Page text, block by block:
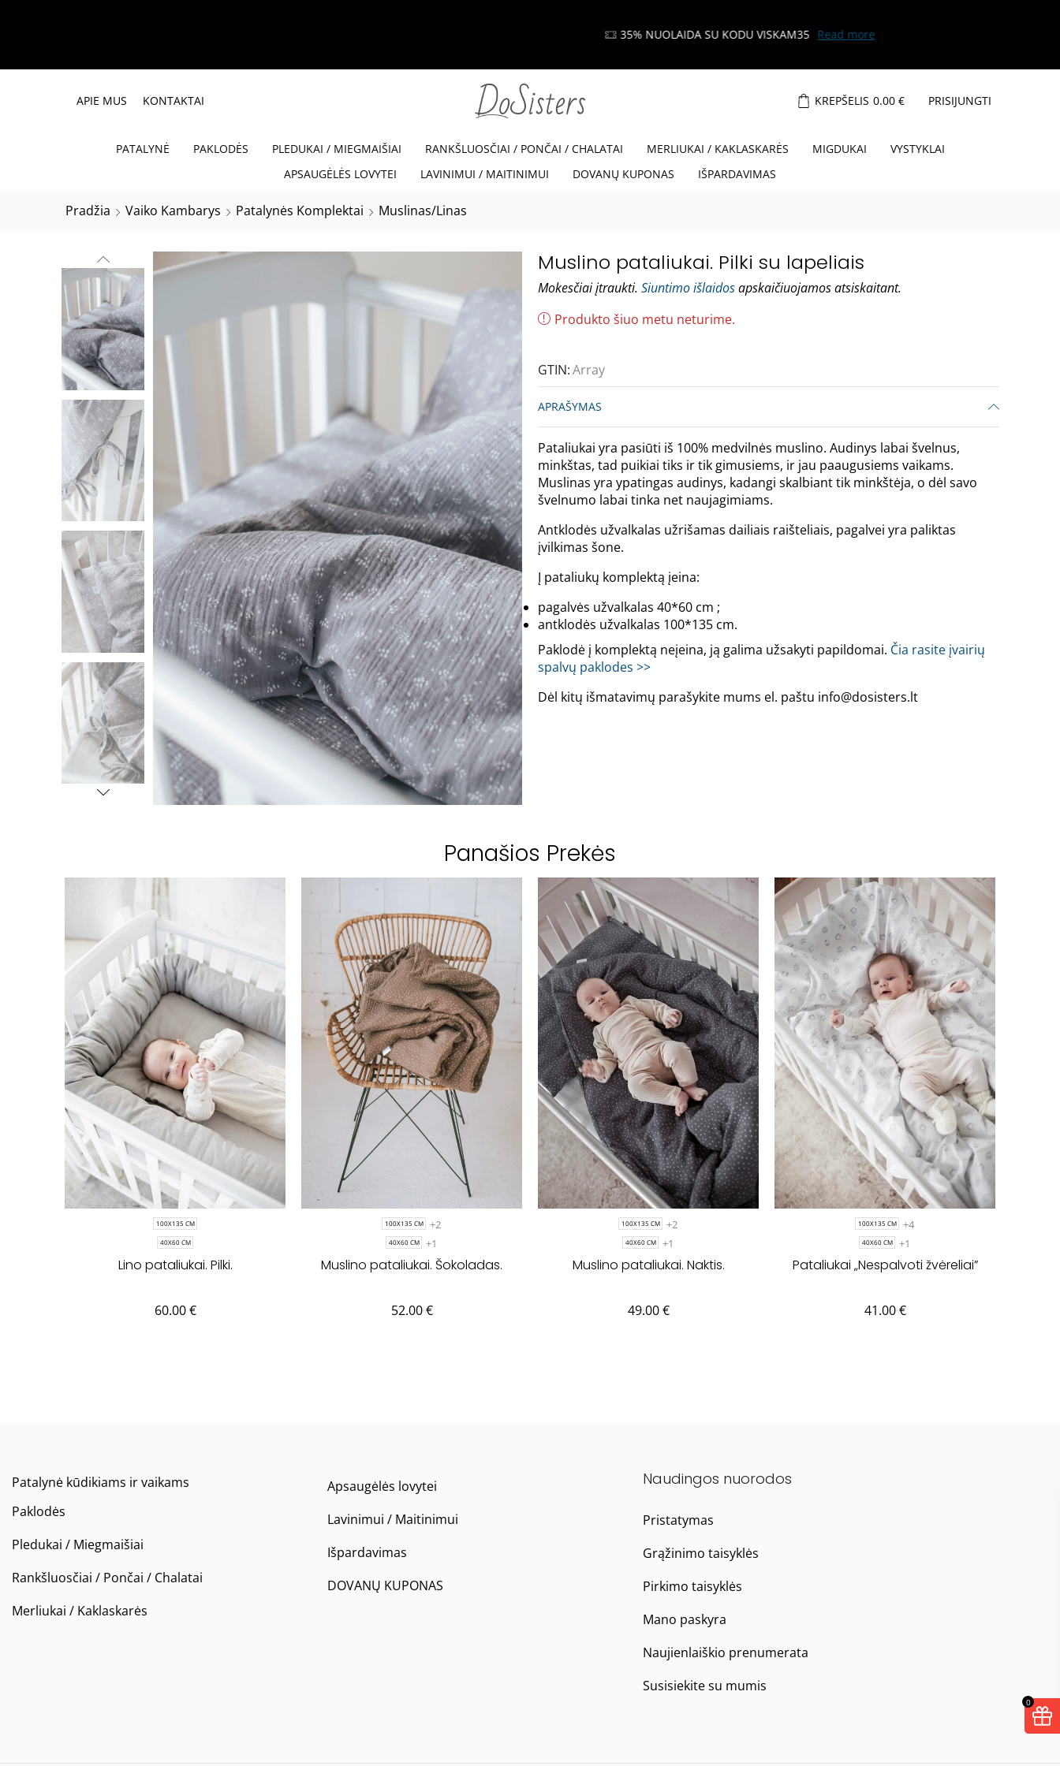
Read more
APIE MUS KONTAKTAI KREPŠELIS 0.00 € PRISIJUNGTI
PATALYNĖ PAKLODĖS PLEDUKAI / MIEGMAIŠIAI RANKŠLUOSČIAI / PONČAI / CHALATAI MERLIUKAI / KAKLASKARĖS MIGDUKAI
VYSTYKLAI
APSAUGĖLĖS LOVYTEI
LAVINIMUI / MAITINIMUI DOVANŲ KUPONAS IŠPARDAVIMAS
Pradžia Vaiko Kambarys Patalynės Komplektai Muslinas/Linas
Muslino pataliukai. Pilki su lapeliais
Mokesčiai įtraukti. Siuntimo išlaidosapskaičiuojamos atsiskaitant.
Produkto šiuo metu neturime.
GTIN:Array
APRAŠYMAS
Pataliukai yra pasiūti iš 100% medvilnės muslino. Audinys labai švelnus,
minkštas, tad puikiai tiks ir tik gimusiems, ir jau paaugusiems vaikams.
Muslinas yra ypatingas audinys, kadangi skalbiant tik minkštėja, o dėl savo
švelnumo labai tinka net naujagimiams.
Antklodės užvalkalas užrišamas dailiais raišteliais, pagalvei yra paliktas
įvilkimas šone.
Į pataliukų komplektą įeina:
pagalvės užvalkalas 40*60 cm ;
antklodės užvalkalas 100*135 cm.
Paklodė į komplektą neįeina, ją galima užsakyti papildomai. Čia rasite įvairių
spalvų paklodes >>
Dėl kitų išmatavimų parašykite mums el. paštu info@dosisters.lt
Panašios Prekės
100X135 CM
40X60 CM
Lino pataliukai. Pilki.
60.00€
100X135 CM +2
40X60 CM +1
Muslino pataliukai. Šokoladas.
52.00€
100X135 CM +2
40X60 CM +1
Muslino pataliukai. Naktis.
49.00€
100X135 CM +4
40X60 CM +1
Pataliukai „Nespalvoti žvėreliai”
41.00€
Patalynė kūdikiams ir vaikams
Paklodės
Pledukai / Miegmaišiai
Rankšluosčiai / Pončai / Chalatai
Merliukai / Kaklaskarės
Apsaugėlės lovytei
Lavinimui / Maitinimui
Išpardavimas
DOVANŲ KUPONAS
Naudingos nuorodos
Pristatymas
Grąžinimo taisyklės
Pirkimo taisyklės
Mano paskyra
Naujienlaiškio prenumerata
Susisiekite su mumis
0